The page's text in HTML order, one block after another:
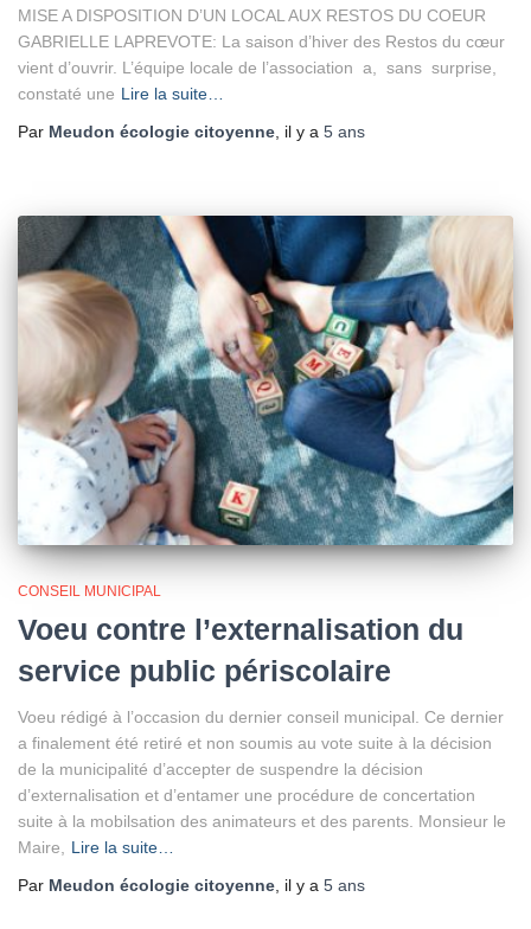
MISE A DISPOSITION D’UN LOCAL AUX RESTOS DU COEUR
GABRIELLE LAPREVOTE: La saison d’hiver des Restos du cœur
vient d’ouvrir. L’équipe locale de l’association a, sans surprise,
constaté une Lire la suite…
Par Meudon écologie citoyenne , il y a 5 ans
CONSEIL MUNICIPAL
Voeu contre l’externalisation du
service public périscolaire
Voeu rédigé à l’occasion du dernier conseil municipal. Ce dernier
a finalement été retiré et non soumis au vote suite à la décision
de la municipalité d’accepter de suspendre la décision
d’externalisation et d’entamer une procédure de concertation
suite à la mobilsation des animateurs et des parents. Monsieur le
Maire, Lire la suite…
Par Meudon écologie citoyenne, il y a 5 ans